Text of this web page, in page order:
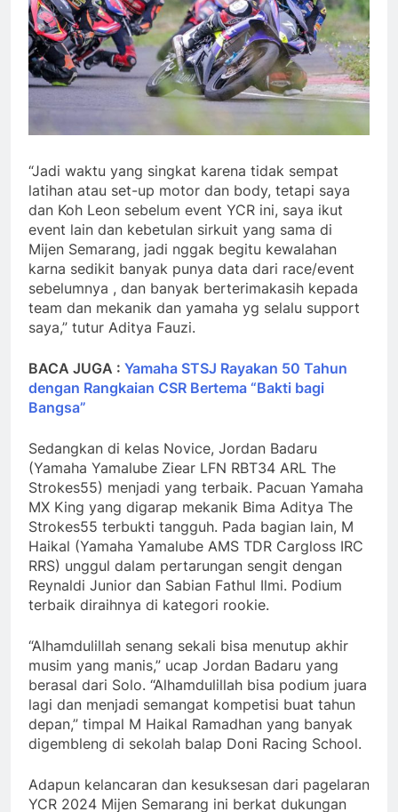
“Jadi waktu yang singkat karena tidak sempat
latihan atau set-up motor dan body, tetapi saya
dan Koh Leon sebelum event YCR ini, saya ikut
event lain dan kebetulan sirkuit yang sama di
Mijen Semarang, jadi nggak begitu kewalahan
karna sedikit banyak punya data dari race/event
sebelumnya , dan banyak berterimakasih kepada
team dan mekanik dan yamaha yg selalu support
saya,” tutur Aditya Fauzi.
BACA JUGA : Yamaha STSJ Rayakan 50 Tahun
dengan Rangkaian CSR Bertema “Bakti bagi
Bangsa”
Sedangkan di kelas Novice, Jordan Badaru
(Yamaha Yamalube Ziear LFN RBT34 ARL The
Strokes55) menjadi yang terbaik. Pacuan Yamaha
MX King yang digarap mekanik Bima Aditya The
Strokes55 terbukti tangguh. Pada bagian lain, M
Haikal (Yamaha Yamalube AMS TDR Cargloss IRC
RRS) unggul dalam pertarungan sengit dengan
Reynaldi Junior dan Sabian Fathul Ilmi. Podium
terbaik diraihnya di kategori rookie.
“Alhamdulillah senang sekali bisa menutup akhir
musim yang manis,” ucap Jordan Badaru yang
berasal dari Solo. “Alhamdulillah bisa podium juara
lagi dan menjadi semangat kompetisi buat tahun
depan,” timpal M Haikal Ramadhan yang banyak
digembleng di sekolah balap Doni Racing School.
Adapun kelancaran dan kesuksesan dari pagelaran
YCR 2024 Mijen Semarang ini berkat dukungan